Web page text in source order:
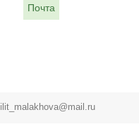
Почта
lilit_malakhova@mail.ru